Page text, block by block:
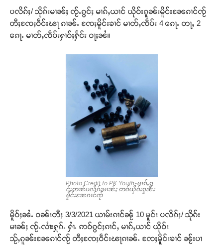
ပလိၵ်ႈ/ သိုၵ်းမၢၼ်ႈ ၸႂ်ႉၵွင်ႈ မၢၵ်ႇယၢင် ယိုဝ်းၵူၼ်းမိူင်းၼႄၵၢင်ၸႂ်
တီႈၸႄႈဝဵင်းၽႃ ၵၢၼ်ႉ ၸႄႈမိူင်းၶၢင် မၢတ်ႇၸဵပ်း 4 ၵေႃႉ တႃႇ 2
ၵေႃႉ မၢတ်ႇၸဵပ်းႁၢဝ်ႈႁႅင်း ဝႃႈၼႆ။
Photo Credit to PK Youth-မၢၵ်ႇၵွ
င်ႈဢၼ်ပလိၵ်ႈမၢၼ်ႈ ဢဝ်ယိုဝ်းၵူၼ်း
မိူင်းၼႄၵၢင်ၸႂ်
မိူဝ်ႈၼႆႉ ဝၼ်းတီႈ 3/3/2021 ယၢမ်းၵၢင်ၼႂ် 10 မူင်း ပလိၵ်ႈ/ သိုၵ်း
မၢၼ်ႈ ၸႂ်ႉလၢႆးႁုၵ်ႉ ႁၢႆႉ ဢဝ်ၵွင်ႈၵၢင်ႇ မၢၵ်ႇယၢင် ယိုဝ်း
သႂ်ႇၵူၼ်းၼႄၵၢင်ၸႂ် တီႈၸႄႈဝဵင်းၽႃၵၢၼ်ႉ ၸႄႈမိူင်းၶၢင် ၼႂ်းပၢ